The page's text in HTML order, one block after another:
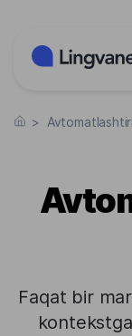
>
Faqat bir